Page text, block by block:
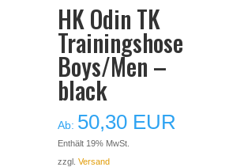
HK Odin TK
Trainingshose
Boys/Men –
black
Ab: 50,30 EUR
Enthält 19% MwSt.
zzgl.Versand